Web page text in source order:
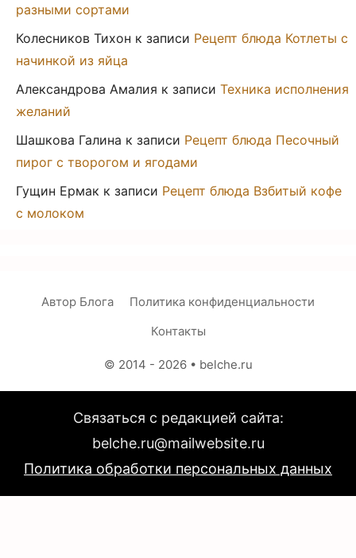
разными сортами
Колесников Тихон к записи Рецепт блюда Котлеты с
начинкой из яйца
Александрова Амалия к записи Техника исполнения
желаний
Шашкова Галина к записи Рецепт блюда Песочный
пирог с творогом и ягодами
Гущин Ермак к записи Рецепт блюда Взбитый кофе
с молоком
Автор Блога
Политика конфиденциальности
Контакты
© 2014 - 2026• belche.ru
Связаться с редакцией сайта:
belche.ru@mailwebsite.ru
Политика обработки персональных данных